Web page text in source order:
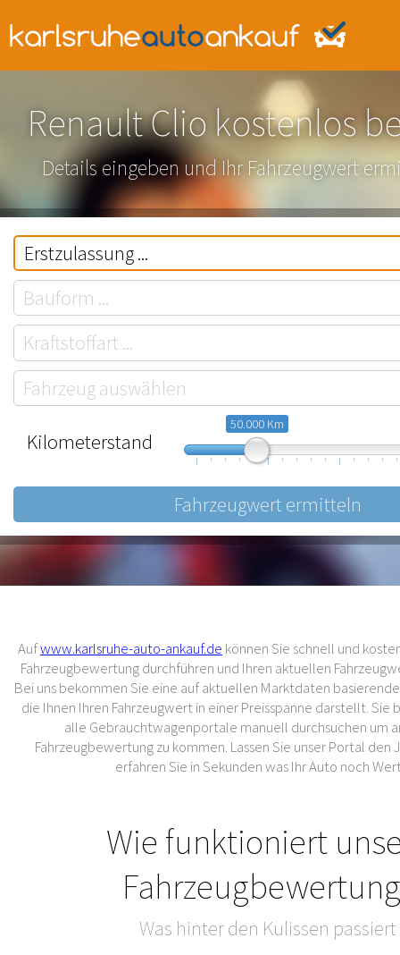
Renault Clio kostenlos
Details eingeben und Ihr Fahrzeugwert
Kilometerstand
50.000 Km
Aufwww.karlsruhe-auto-ankauf.de können Sie schnell und
Fahrzeugbewertung durchführen und Ihren aktuellen
Bei uns bekommen Sie eine auf aktuellen Marktdaten
die Ihnen Ihren Fahrzeugwert in einer Preisspanne darstellt. Sie
alle Gebrauchtwagenportale manuell durchsuchen um
Fahrzeugbewertung zu kommen. Lassen Sie unser Portal den
erfahren Sie in Sekunden was Ihr Auto noch
Wie funktioniert
Was hinter den Kulissen passiert